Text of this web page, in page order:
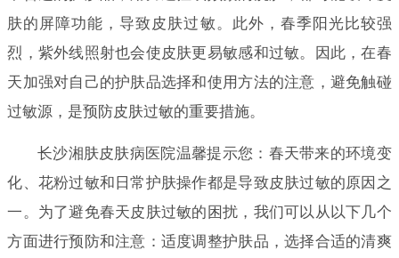
肤的屏障功能，导致皮肤过敏。此外，春季阳光比较强
烈，紫外线照射也会使皮肤更易敏感和过敏。因此，在春
天加强对自己的护肤品选择和使用方法的注意，避免触碰
过敏源，是预防皮肤过敏的重要措施。
长沙湘肤皮肤病医院温馨提示您：春天带来的环境变
化、花粉过敏和日常护肤操作都是导致皮肤过敏的原因之
一。为了避免春天皮肤过敏的困扰，我们可以从以下几个
方面进行预防和注意：适度调整护肤品，选择合适的清爽